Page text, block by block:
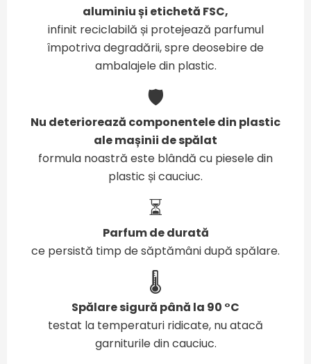
aluminiu și etichetă FSC,
infinit reciclabilă și protejează parfumul
împotriva degradării, spre deosebire de
ambalajele din plastic.
🛡️
Nu deteriorează componentele din plastic
ale mașinii de spălat
formula noastră este blândă cu piesele din
plastic și cauciuc.
⏳
Parfum de durată
ce persistă timp de săptămâni după spălare.
🌡️
Spălare sigură până la 90 °C
testat la temperaturi ridicate, nu atacă
garniturile din cauciuc.